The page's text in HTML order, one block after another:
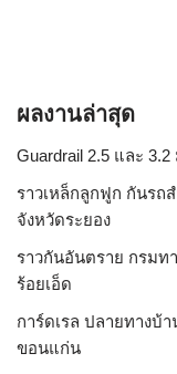
ผลงานล่าสุด
Guardrail 2.5 และ
ราวเหล็กลูกฟูก กันรถ
จังหวัดระยอง
ราวกันอันตราย กรมท
ร้อยเอ็ด
การ์ดเรล ปลายทางบ้
ขอนแก่น